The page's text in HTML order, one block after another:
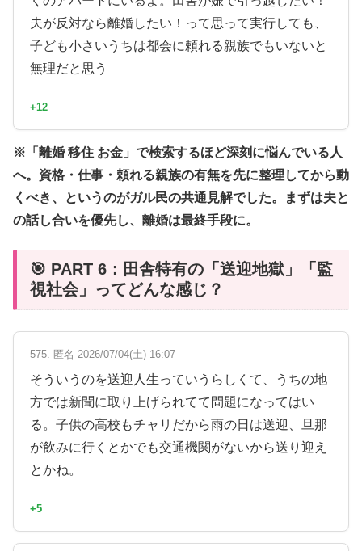
夫が反対なら離婚したい！って思って実行しても、
子ども小さいうちは都会に頼れる親族でもいないと
無理だと思う
+12
※「離婚 移住 お金」で検索するほど深刻に悩んでいる人
へ。資格・仕事・頼れる親族の有無を先に整理してから動
くべき、というのがガル民の共通見解でした。まずは夫と
の話し合いを優先し、離婚は最終手段に。
🎯 PART 6：田舎特有の「送迎地獄」「監
視社会」ってどんな感じ？
575. 匿名 2026/07/04(土) 16:07
そういうのを送迎人生っていうらしくて、うちの地
方では新聞に取り上げられてて問題になってはい
る。子供の高校もチャリだから雨の日は送迎、旦那
が飲みに行くとかでも交通機関がないから送り迎え
とかね。
+5